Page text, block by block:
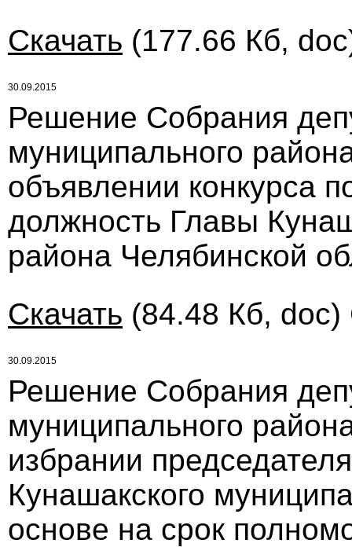
Скачать (177.66 Кб,
30.09.2015
Решение Собрания
муниципального
объявлении конкурса
должность Главы
района Челябинской
Скачать (84.48 Кб, doc)
30.09.2015
Решение Собрания
муниципального
избрании
Кунашакского
основе на срок